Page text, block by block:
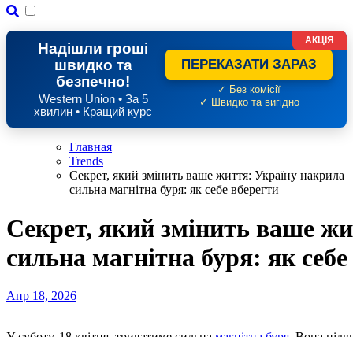
Надішли гроші
швидко та
безпечно!
Western Union • За 5
хвилин • Кращий курс
ПЕРЕКАЗАТИ ЗАРАЗ
✓ Без комісії
✓ Швидко та вигідно
АКЦІЯ
Главная
Trends
Секрет, який змінить ваше життя: Україну накрила
сильна магнітна буря: як себе вберегти
Секрет, який змінить ваше
сильна магнітна буря: як
Апр 18, 2026